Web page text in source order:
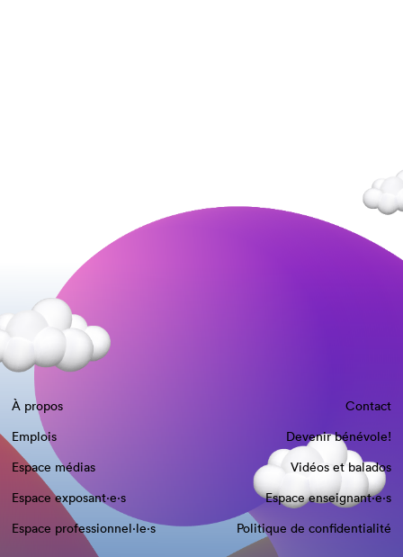
À propos
Contact
Emplois
Devenir bénévole!
Espace médias
Vidéos et balados
Espace exposant·e⋅s
Espace enseignant·e⋅s
Espace professionnel·le⋅s
Politique de confidentialité